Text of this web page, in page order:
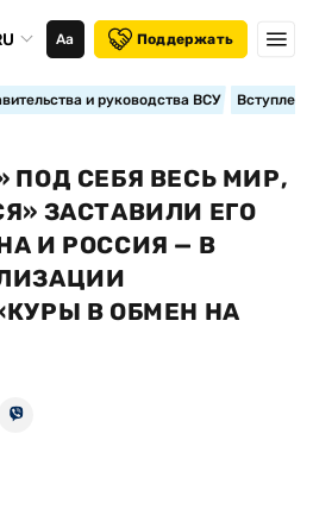
Аа Поддержать
и руководства ВСУ
ПОД СЕБЯ ВЕСЬ МИР,
ЗАСТАВИЛИ ЕГО
И РОССИЯ — В
В ОБМЕН НА